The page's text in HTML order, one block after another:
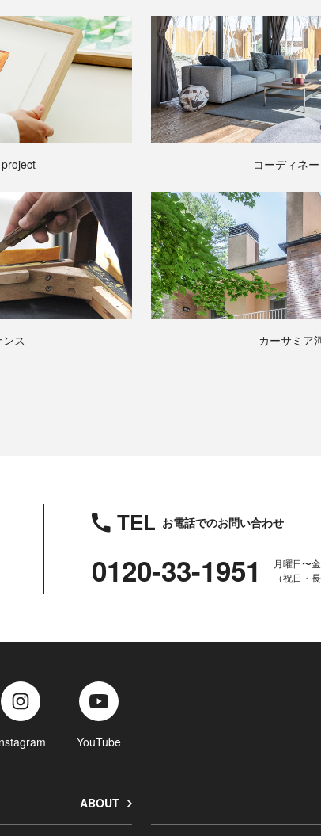
コーディネ
ス カーサミア
TEL お電話でのお問い合わせ
0120-33-1951
月曜日〜
（祝日・
YouTube
ABOUT